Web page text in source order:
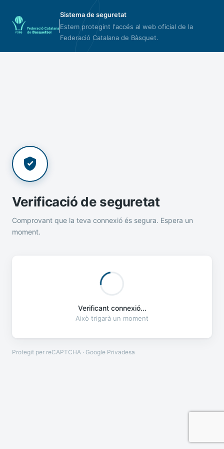
Sistema de seguretat
Estem protegint l'accés al web oficial de la
Federació Catalana de Bàsquet.
Verificació de seguretat
Comprovant que la teva connexió és segura. Espera un
moment.
Verificant connexió...
Això trigarà un moment
Protegit per reCAPTCHA · Google Privadesa